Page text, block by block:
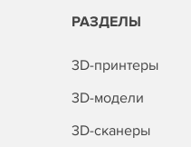
РАЗДЕЛЫ
3D-принтеры
3D-модели
3D-сканеры